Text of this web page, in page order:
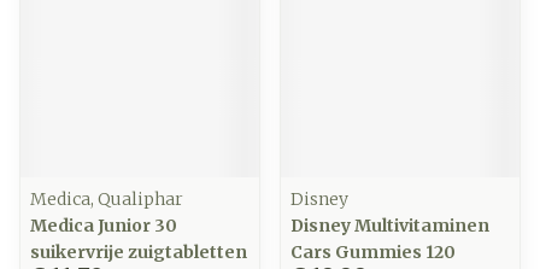
Medica, Qualiphar
Medica Junior 30
suikervrije zuigtabletten
Disney
Disney Multivitaminen
Cars Gummies 120